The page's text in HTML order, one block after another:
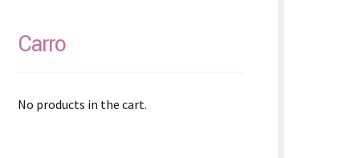
Carro
No products in the cart.